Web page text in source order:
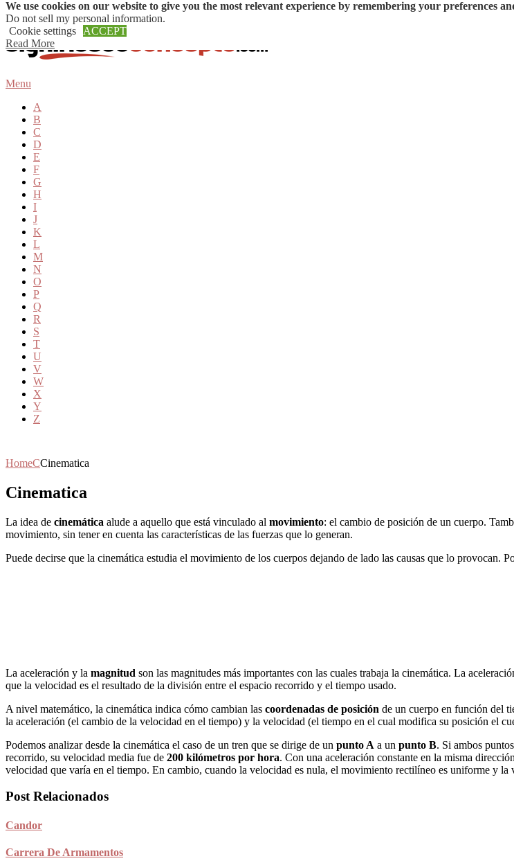
Skip to content
Menu
A
B
C
D
E
F
G
H
I
J
K
L
M
N
O
P
Q
R
S
T
U
V
W
X
Y
Z
HomeCCinematica
Cinematica
La idea de cinemática alude a aquello que está vinculado al movimiento: el cambio de posición de un cuerpo.
movimiento, sin tener en cuenta las características de las fuerzas que lo generan.
Puede decirse que la cinemática estudia el movimiento de los cuerpos dejando de lado las causas que lo provocan.
La aceleración y la magnitud son las magnitudes más importantes con las cuales trabaja la cinemática. La
que la velocidad es el resultado de la división entre el espacio recorrido y el tiempo usado.
A nivel matemático, la cinemática indica cómo cambian las coordenadas de posición de un cuerpo en función del
la aceleración (el cambio de la velocidad en el tiempo) y la velocidad (el tiempo en el cual modifica su posición el
Podemos analizar desde la cinemática el caso de un tren que se dirige de un punto A a un punto B. Si ambos
recorrido, su velocidad media fue de 200 kilómetros por hora. Con una aceleración constante en la misma
velocidad que varía en el tiempo. En cambio, cuando la velocidad es nula, el movimiento rectilíneo es uniforme y la
Post Relacionados
Candor
Carrera De Armamentos
We use cookies on our website to give you the most relevant experience by remembering your preferences
Do not sell my personal information.
Cookie settings
ACCEPT
Read More